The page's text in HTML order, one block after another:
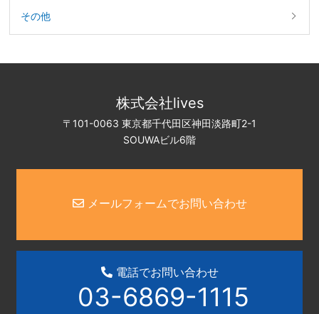
その他
株式会社lives
〒101-0063 東京都千代田区神田淡路町2-1
SOUWAビル6階
メールフォームでお問い合わせ
電話でお問い合わせ
03-6869-1115